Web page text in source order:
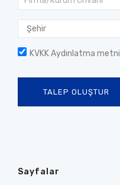
KVKK Aydınlatma metni
TALEP OLUŞTUR
Sayfalar